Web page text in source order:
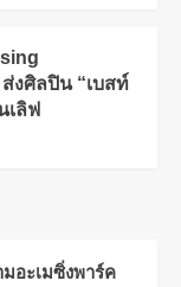
งศิลปิน “เบสท์
เลิฟ
อะเมซิ่งพาร์ค